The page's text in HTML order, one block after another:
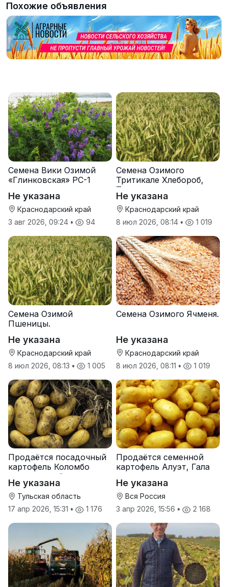
Похожие объявления
Семена Вики Озимой
«Глинковская» РС-1
Не указана
Краснодарский край
3 авг 2026, 09:24 • 94
Семена Озимого
Тритикале Хлебороб,
Тихон
Не указана
Краснодарский край
8 июл 2026, 08:14 • 1 019
Семена Озимой
Пшеницы.
Не указана
Краснодарский край
8 июл 2026, 08:13 • 1 005
Семена Озимого Ячменя.
Не указана
Краснодарский край
8 июл 2026, 08:11 • 1 019
Продаётся посадочный
картофель Коломбо
оптом от трёх тонн
Не указана
Тульская область
17 апр 2026, 15:31 • 1 176
Продаётся семенной
картофель Алуэт, Гала
Не указана
Вся Россия
3 апр 2026, 15:56 • 2 168